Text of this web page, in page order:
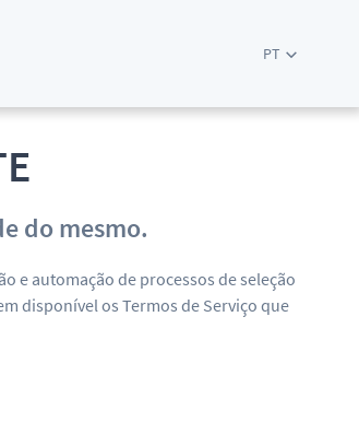
PT
do mesmo.
e automação de processos de seleção
disponível os Termos de Serviço que